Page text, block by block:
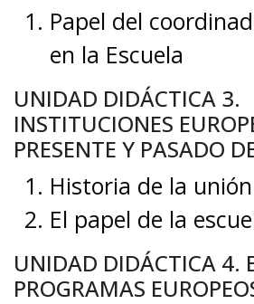
Papel del
en la Escuela
UNIDAD DIDÁCTICA 3.
INSTITUCIONES
PRESENTE Y PASADO
Historia de la
El papel de la
UNIDAD DIDÁCTICA 4.
PROGRAMAS